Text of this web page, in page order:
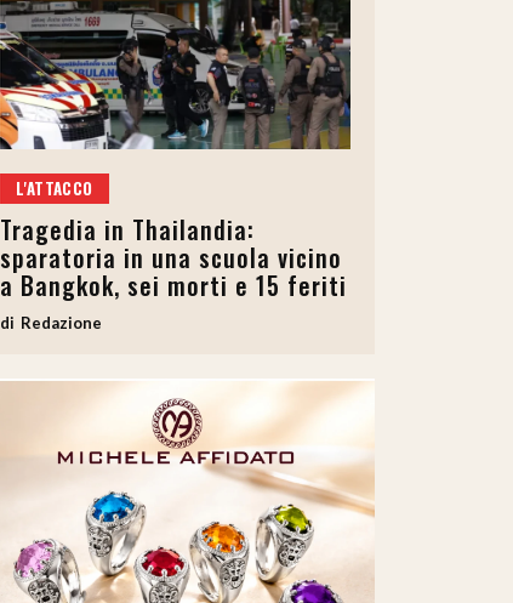
L'ATTACCO
Tragedia in Thailandia:
sparatoria in una scuola vicino
a Bangkok, sei morti e 15 feriti
Redazione